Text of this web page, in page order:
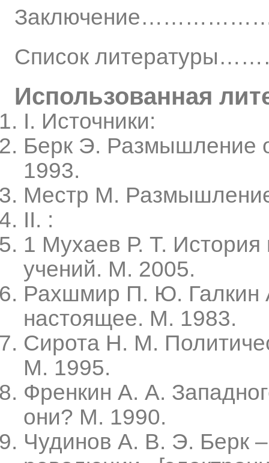
Список
Использованная
I. Источники:
Берк Э. Размышление
1993.
Местр М.
II. :
1 Мухаев Р. Т. История
учений. М. 2005.
Рахшмир П. Ю. Галкин
настоящее. М. 1983.
Сирота Н. М.
М. 1995.
Френкин А. А.
они? М. 1990.
Чудинов А. В. Э. Берк